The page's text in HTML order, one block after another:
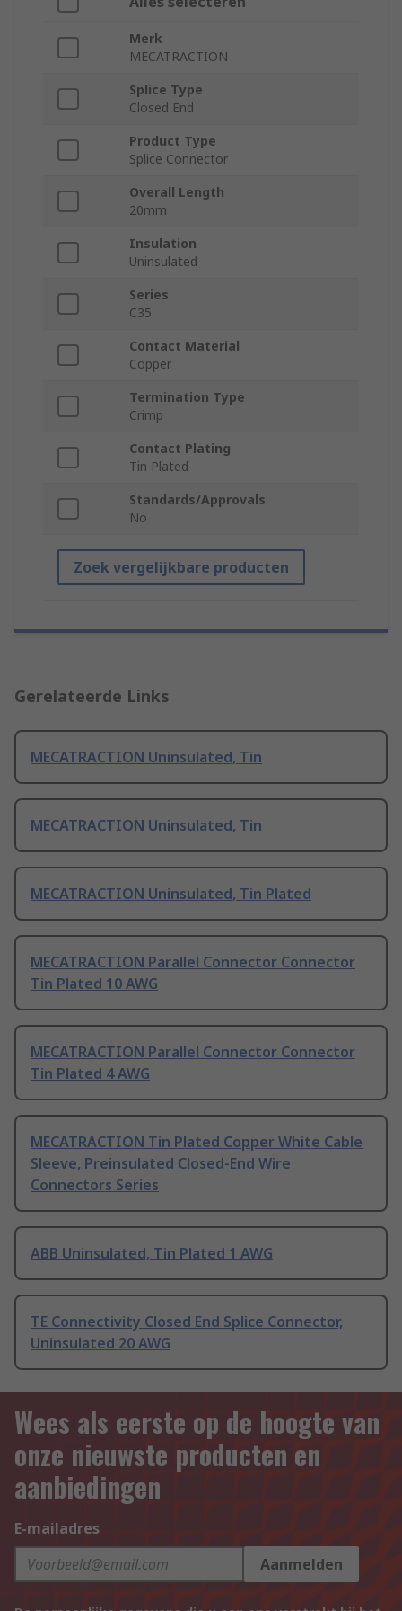
Merk
MECATRACTION
Splice Type
Closed End
Product Type
Splice Connector
Overall Length
20mm
Insulation
Uninsulated
Series
C35
Contact Material
Copper
Termination Type
Crimp
Contact Plating
Tin Plated
Standards/Approvals
No
Zoek vergelijkbare producten
Gerelateerde Links
MECATRACTION Uninsulated, Tin
MECATRACTION Uninsulated, Tin
MECATRACTION Uninsulated, Tin Plated
MECATRACTION Parallel Connector Connector
Tin Plated 10 AWG
MECATRACTION Parallel Connector Connector
Tin Plated 4 AWG
MECATRACTION Tin Plated Copper White Cable
Sleeve, Preinsulated Closed-End Wire
Connectors Series
ABB Uninsulated, Tin Plated 1 AWG
TE Connectivity Closed End Splice Connector,
Uninsulated 20 AWG
Wees als eerste op de hoogte van
onze nieuwste producten en
aanbiedingen
E-mailadres
Aanmelden